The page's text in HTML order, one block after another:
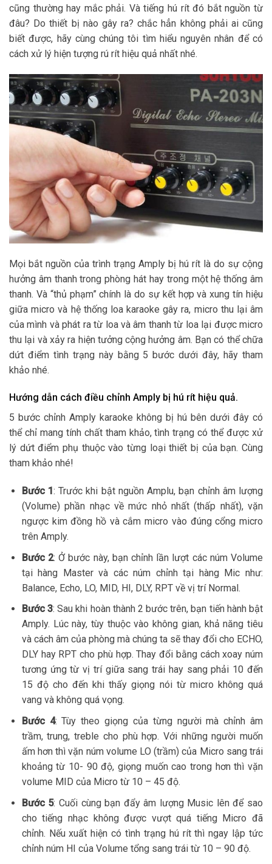
cũng thường hay mắc phải. Và tiếng hú rít đó bắt nguồn từ
đâu? Do thiết bị nào gây ra? chắc hẳn không phải ai cũng
biết được, hãy cùng chúng tôi tìm hiểu nguyên nhân để có
cách xử lý hiện tượng rú rít hiệu quả nhất nhé.
Mọi bắt nguồn của trình trạng Amply bị hú rít là do sự cộng
hưởng âm thanh trong phòng hát hay trong một hệ thống âm
thanh. Và “thủ phạm” chính là do sự kết hợp và xung tín hiệu
giữa micro và hệ thống loa karaoke gây ra, micro thu lại âm
của mình và phát ra từ loa và âm thanh từ loa lại được micro
thu lại và xảy ra hiện tưởng cộng hưởng âm. Bạn có thể chữa
dứt điểm tình trạng này bằng 5 bước dưới đây, hãy tham
khảo nhé.
Hướng dẫn cách điều chỉnh Amply bị hú rít hiệu quả.
5 bước chỉnh Amply karaoke không bị hú bên dưới đây có
thể chỉ mang tính chất tham khảo, tình trạng có thể được xử
lý dứt điểm phụ thuộc vào từng loại thiết bị của bạn. Cùng
tham khảo nhé!
Bước 1: Trước khi bật nguồn Amplu, bạn chỉnh âm lượng
(Volume) phần nhạc về mức nhỏ nhất (thấp nhất), vặn
ngược kim đồng hồ và cắm micro vào đúng cổng micro
trên Amply.
Bước 2: Ở bước này, bạn chỉnh lần lượt các núm Volume
tại hàng Master và các núm chỉnh tại hàng Mic như:
Balance, Echo, LO, MID, HI, DLY, RPT về vị trí Normal.
Bước 3: Sau khi hoàn thành 2 bước trên, bạn tiến hành bật
Amply. Lúc này, tùy thuộc vào không gian, khả năng tiêu
và cách âm của phòng mà chúng ta sẽ thay đổi cho ECHO,
DLY hay RPT cho phù hợp. Thay đổi bằng cách xoay núm
tương ứng từ vị trí giữa sang trái hay sang phải 10 đến
15 độ cho đến khi thấy giọng nói từ micro không quá
vang và không quá vọng.
Bước 4: Tùy theo giọng của từng người mà chỉnh âm
trầm, trung, treble cho phù hợp. Với những người muốn
ấm hơn thì vặn núm volume LO (trầm) của Micro sang trái
khoảng từ 10- 90 độ, giọng muốn cao trong hơn thì vặn
volume MID của Micro từ 10 – 45 độ.
Bước 5: Cuối cùng bạn đẩy âm lượng Music lên để sao
cho tiếng nhạc không được vượt quá tiếng Micro đã
chỉnh. Nếu xuất hiện có tình trạng hú rít thì ngay lập tức
chỉnh núm HI của Volume tổng sang trái từ 10 – 90 độ.